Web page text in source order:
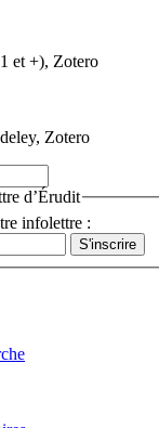
et +), Zotero
Zotero
d’Érudit
infolettre :